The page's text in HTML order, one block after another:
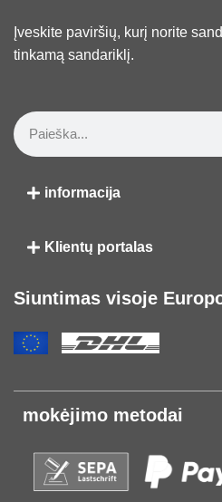
Įveskite paviršių, kurį norite
tinkamą sandariklį.
informacija
Klientų portalas
Siuntimas visoje
mokėjimo metodai